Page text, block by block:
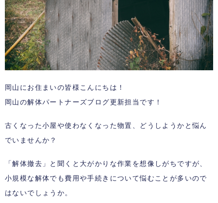
岡山にお住まいの皆様こんにちは！
岡山の解体パートナーズブログ更新担当です！
古くなった小屋や使わなくなった物置、どうしようかと悩ん
でいませんか？
「解体撤去」と聞くと大がかりな作業を想像しがちですが、
小規模な解体でも費用や手続きについて悩むことが多いので
はないでしょうか。